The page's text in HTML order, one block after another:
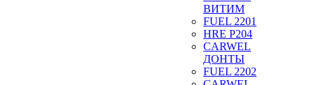
ВИТИМ
FUEL 2201
HRE P204
CARWEL
ДОНТЫ
FUEL 2202